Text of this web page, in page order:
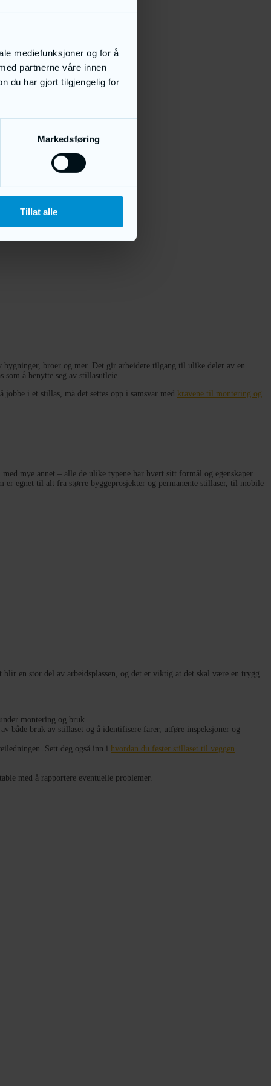
mediefunksjoner og for å
partnerne våre innen
du har gjort tilgjengelig for
Markedsføring
Tillat alle
broer og mer. Det gir arbeidere tilgang til ulike deler av en
å benytte seg av stillasutleie.
i et stillas, må det settes opp i samsvar med kravene til montering og
mye annet – alle de ulike typene har hvert sitt formål og egenskaper.
egnet til alt fra større byggeprosjekter og permanente stillaser, til mobile
en stor del av arbeidsplassen, og det er viktig at det skal være en trygg
montering og bruk.
både bruk av stillaset og å identifisere farer, utføre inspeksjoner og
Sett deg også inn i hvordan du fester stillaset til veggen
med å rapportere eventuelle problemer.